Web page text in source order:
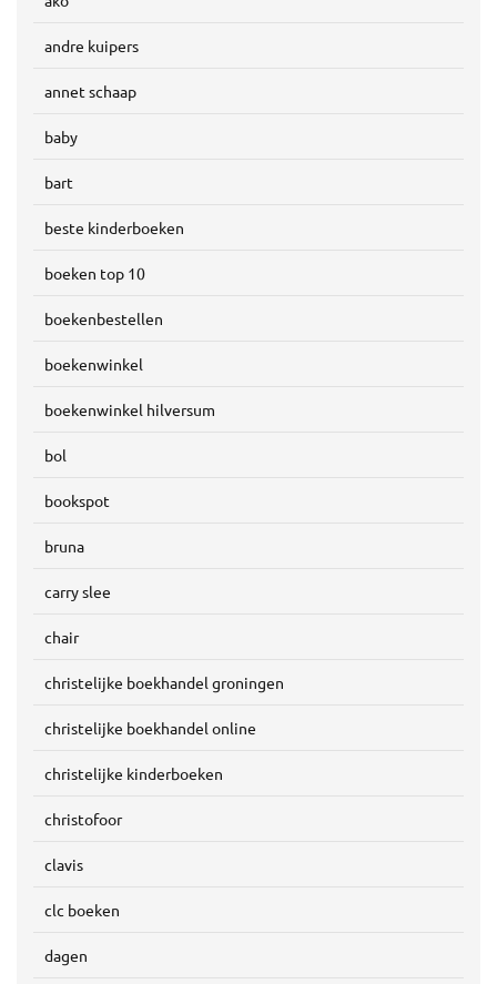
andre kuipers
annet schaap
baby
bart
beste kinderboeken
boeken top 10
boekenbestellen
boekenwinkel
boekenwinkel hilversum
bol
bookspot
bruna
carry slee
chair
christelijke boekhandel groningen
christelijke boekhandel online
christelijke kinderboeken
christofoor
clavis
clc boeken
dagen